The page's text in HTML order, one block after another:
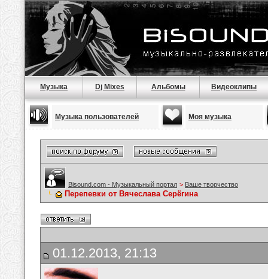
Музыка Dj Mixes Альбомы Видеоклипы
Музыка пользователей Моя музыка
Bisound.com - Музыкальный портал > Ваше творчество
Перепевки от Вячеслава Серёгина
01.12.2013, 21:13